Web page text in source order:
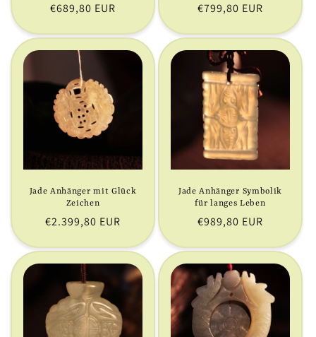
Normaler
€689,80 EUR
Normaler
€799,80 EUR
Jade Anhänger mit Glück
Zeichen
Normaler
€2.399,80 EUR
Jade Anhänger Symbolik
für langes Leben
Normaler
€989,80 EUR